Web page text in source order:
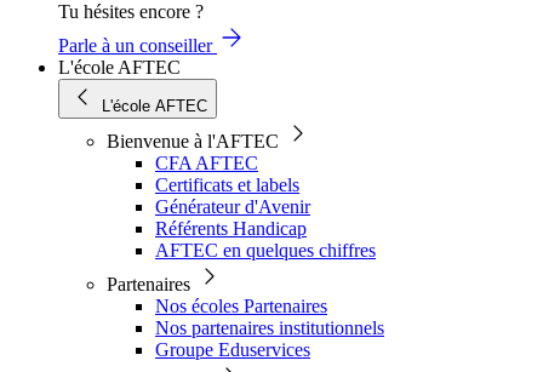
Tu hésites encore ?
Parle à un conseiller
L'école AFTEC
L'école AFTEC
Bienvenue à l'AFTEC
CFA AFTEC
Certificats et labels
Générateur d'Avenir
Référents Handicap
AFTEC en quelques chiffres
Partenaires
Nos écoles Partenaires
Nos partenaires institutionnels
Groupe Eduservices